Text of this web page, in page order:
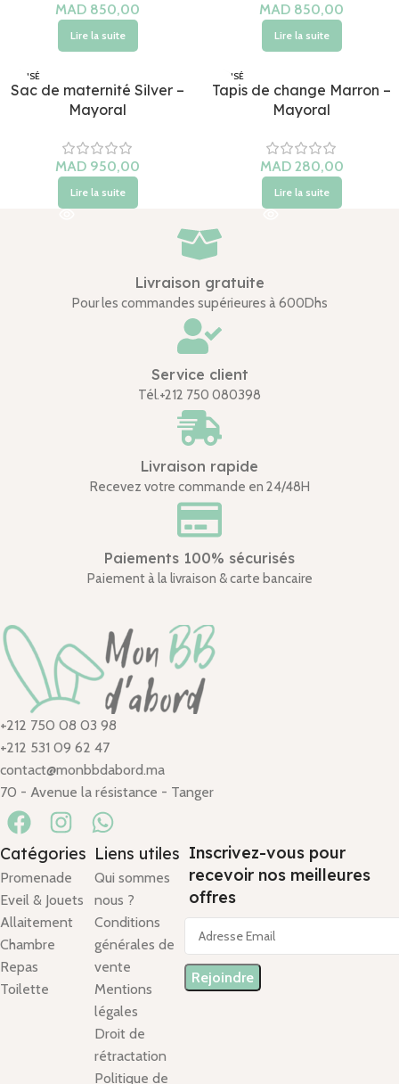
MAD
Lire la suite
MAD
Lire la suite
ÉPUISÉ
Sac de maternité Silver –
Mayoral
MAD
Lire la suite
ÉPUISÉ
Tapis de change Marron –
Mayoral
MAD
Lire la suite
Livraison gratuite
Pour les commandes supérieures à 600Dhs
Service client
Tél.+212 750 080398
Livraison rapide
Recevez votre commande en 24/48H
Paiements 100% sécurisés
Paiement à la livraison & carte bancaire
+212 750 08 03 98
+212 531 09 62 47
contact@monbbdabord.ma
70 - Avenue la résistance - Tanger
Catégories
Promenade
Eveil & Jouets
Allaitement
Chambre
Repas
Toilette
Liens utiles
Qui sommes
nous ?
Conditions
générales de
vente
Mentions
légales
Droit de
rétractation
Politique de
Inscrivez-vous pour
recevoir nos meilleures
offres